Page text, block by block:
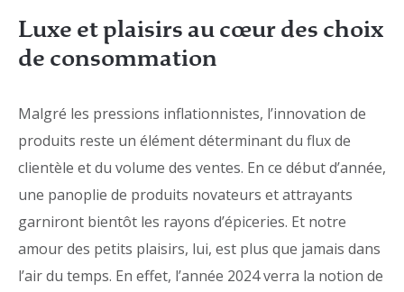
Luxe et plaisirs au cœur des choix
de consommation
Malgré les pressions inflationnistes, l’innovation de
produits reste un élément déterminant du flux de
clientèle et du volume des ventes. En ce début d’année,
une panoplie de produits novateurs et attrayants
garniront bientôt les rayons d’épiceries. Et notre
amour des petits plaisirs, lui, est plus que jamais dans
l’air du temps. En effet, l’année 2024 verra la notion de